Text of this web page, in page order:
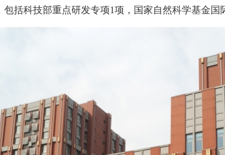
包括科技部重点研发专项1项，国家自然科学基金国